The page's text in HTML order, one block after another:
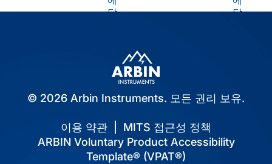
담
담
© 2026 Arbin Instruments. 모든 권리 보유.
이용 약관
MITS 접근성 정책
ARBIN Voluntary Product Accessibility
Template® (VPAT®)